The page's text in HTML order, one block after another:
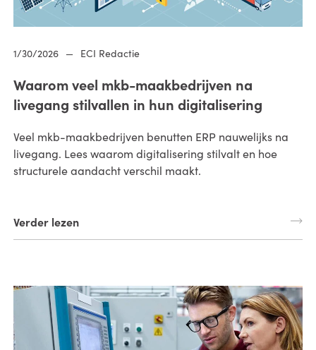
1/30/2026 — ECI Redactie
Waarom veel mkb-maakbedrijven na
livegang stilvallen in hun digitalisering
Veel mkb-maakbedrijven benutten ERP nauwelijks na
livegang. Lees waarom digitalisering stilvalt en hoe
structurele aandacht verschil maakt.
Verder lezen